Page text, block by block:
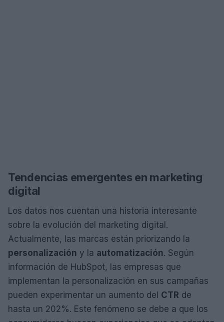
Tendencias emergentes en marketing
digital
Los datos nos cuentan una historia interesante
sobre la evolución del marketing digital.
Actualmente, las marcas están priorizando la
personalización y la automatización. Según
información de HubSpot, las empresas que
implementan la personalización en sus campañas
pueden experimentar un aumento del CTR de
hasta un 202%. Este fenómeno se debe a que los